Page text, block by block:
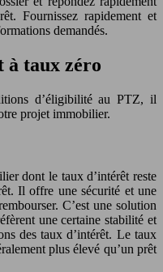
Fournissez rapidement et
demandés.
à taux zéro
d’éligibilité au PTZ, il
projet immobilier.
dont le taux d’intérêt reste
Il offre une sécurité et une
C’est une solution
une certaine stabilité et
des taux d’intérêt. Le taux
plus élevé qu’un prêt